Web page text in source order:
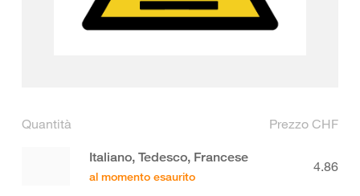
Quantità Prezzo CHF
Italiano, Tedesco, Francese
al momento esaurito
4.86